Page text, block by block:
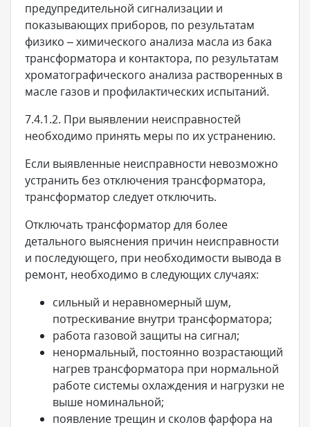
предупредительной сигнализации и
показывающих приборов, по результатам
физико – химического анализа масла из бака
трансформатора и контактора, по результатам
хроматографического анализа растворенных в
масле газов и профилактических испытаний.
7.4.1.2. При выявлении неисправностей
необходимо принять меры по их устранению.
Если выявленные неисправности невозможно
устранить без отключения трансформатора,
трансформатор следует отключить.
Отключать трансформатор для более
детального выяснения причин неисправности
и последующего, при необходимости вывода в
ремонт, необходимо в следующих случаях:
сильный и неравномерный шум,
потрескивание внутри трансформатора;
работа газовой защиты на сигнал;
ненормальный, постоянно возрастающий
нагрев трансформатора при нормальной
работе системы охлаждения и нагрузки не
выше номинальной;
появление трещин и сколов фарфора на